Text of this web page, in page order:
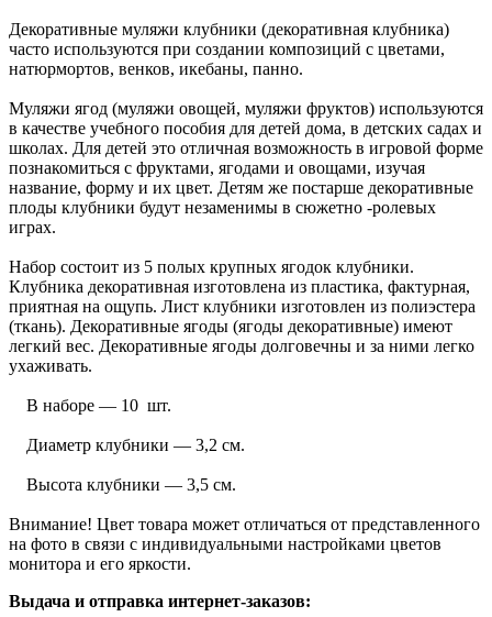
Декоративные муляжи клубники (декоративная клубника)
часто используются при создании композиций с цветами,
натюрмортов, венков, икебаны, панно.
Муляжи ягод (муляжи овощей, муляжи фруктов) используются
в качестве учебного пособия для детей дома, в детских садах и
школах. Для детей это отличная возможность в игровой форме
познакомиться с фруктами, ягодами и овощами, изучая
название, форму и их цвет. Детям же постарше декоративные
плоды клубники будут незаменимы в сюжетно -ролевых
играх.
Набор состоит из 5 полых крупных ягодок клубники.
Клубника декоративная изготовлена из пластика, фактурная,
приятная на ощупь. Лист клубники изготовлен из полиэстера
(ткань). Декоративные ягоды (ягоды декоративные) имеют
легкий вес. Декоративные ягоды долговечны и за ними легко
ухаживать.
В наборе — 10 шт.
Диаметр клубники — 3,2 см.
Высота клубники — 3,5 см.
Внимание! Цвет товара может отличаться от представленного
на фото в связи с индивидуальными настройками цветов
монитора и его яркости.
Выдача и отправка интернет-заказов: